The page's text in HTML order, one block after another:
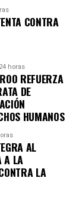
CONTRA
horas
REFUERZA
DE
HUMANOS
AL
A LA
LA